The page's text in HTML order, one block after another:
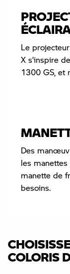
Le
X s’inspire
1300 GS, et
Des
les
manette de
besoins.
COLORIS